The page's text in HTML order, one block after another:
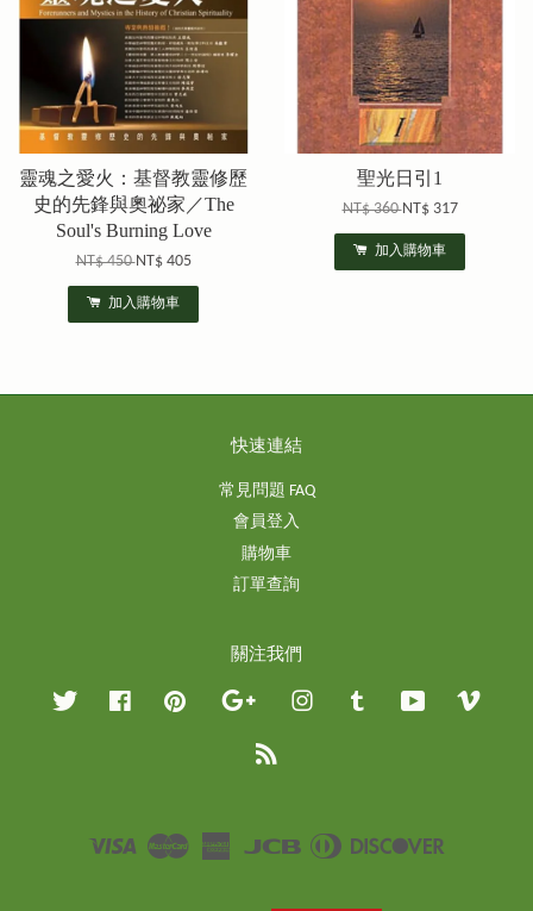
靈魂之愛火：基督教靈修歷
史的先鋒與奧祕家／The
Soul's Burning Love
NT$ 450NT$ 405
加入購物車
聖光日引1
NT$ 360NT$ 317
加入購物車
快速連結
常見問題 FAQ
會員登入
購物車
訂單查詢
關注我們
Twitter Facebook Pinterest Google InstagramTumblr YouTube
Visa Master
American
JCB
Diners